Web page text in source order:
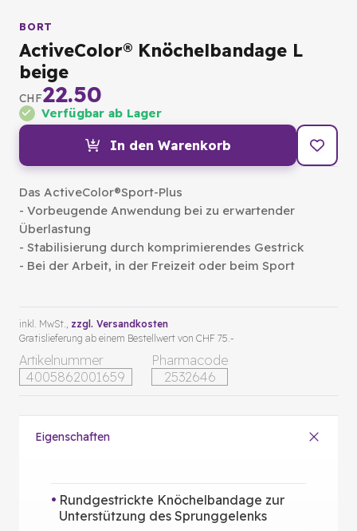
BORT
ActiveColor® Knöchelbandage L
beige
CHF22.50
Verfügbar ab Lager
In den Warenkorb
Das ActiveColor®Sport-Plus
- Vorbeugende Anwendung bei zu erwartender
Überlastung
- Stabilisierung durch komprimierendes Gestrick
- Bei der Arbeit, in der Freizeit oder beim Sport
Artikelnummer
4005862001659
Pharmacode
2532646
inkl. MwSt., zzgl. Versandkosten
Gratislieferung ab einem Bestellwert von CHF 75.-
Eigenschaften
Rundgestrickte Knöchelbandage zur
Unterstützung des Sprunggelenks